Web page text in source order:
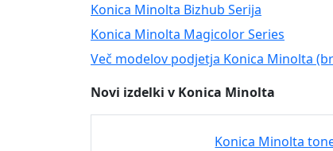
Konica Minolta Bizhub Serija
Konica Minolta Magicolor Series
Več modelov podjetja Konica Minolta
Novi izdelki v Konica Minolta
Konica Minolta